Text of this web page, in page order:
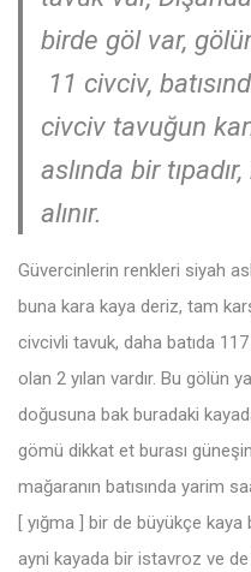
birde göl var,
11 civciv,
civciv tavuğun
aslında bir
alınır.
Güvercinlerin renkleri siyah
buna kara kaya deriz, tam
civcivli tavuk, daha batıda
olan 2 yılan vardır. Bu gölün
doğusuna bak buradaki
gömü dikkat et burası
mağaranın batısında yarim
[ yığma ] bir de büyükçe
ayni kayada bir istavroz ve